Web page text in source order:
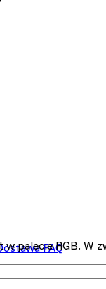
palecie RGB.
FAQ